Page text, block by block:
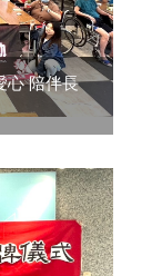
心 陪伴長